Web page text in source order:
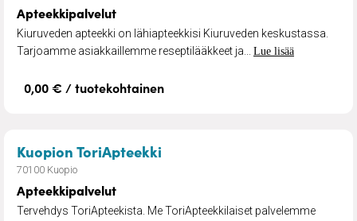
Apteekkipalvelut
Kiuruveden apteekki on lähiapteekkisi Kiuruveden keskustassa.
Tarjoamme asiakkaillemme reseptilääkkeet ja... Lue lisää
0,00 € / tuotekohtainen
Kuopion ToriApteekki
70100 Kuopio
Apteekkipalvelut
Tervehdys ToriApteekista. Me ToriApteekkilaiset palvelemme